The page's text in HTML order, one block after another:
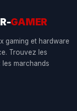
GAMER
gaming et hardware
Trouvez les
marchands